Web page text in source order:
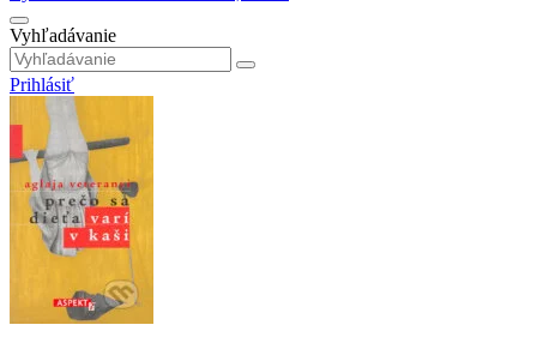
Vyhľadávanie
Prihlásiť